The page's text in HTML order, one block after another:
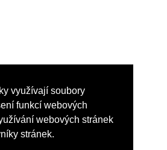
využívají soubory
funkcí webových
webových stránek
stránek.